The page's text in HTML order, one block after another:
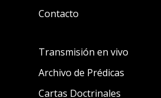
Contacto
Transmisión en vivo
Archivo de Prédicas
Cartas Doctrinales